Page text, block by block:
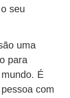
seu
uma
para
É
com